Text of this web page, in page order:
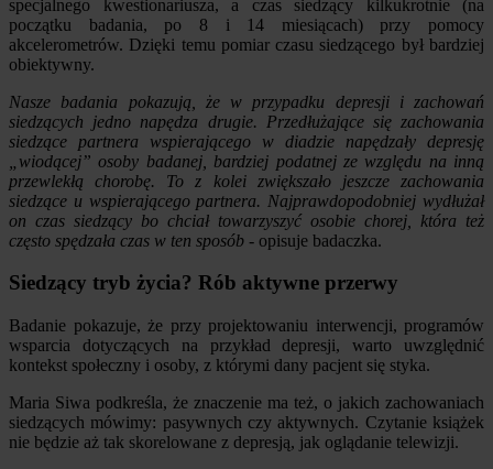
specjalnego kwestionariusza, a czas siedzący kilkukrotnie (na
początku badania, po 8 i 14 miesiącach) przy pomocy
akcelerometrów. Dzięki temu pomiar czasu siedzącego był bardziej
obiektywny.
Nasze badania pokazują, że w przypadku depresji i zachowań
siedzących jedno napędza drugie. Przedłużające się zachowania
siedzące partnera wspierającego w diadzie napędzały depresję
„wiodącej” osoby badanej, bardziej podatnej ze względu na inną
przewlekłą chorobę. To z kolei zwiększało jeszcze zachowania
siedzące u wspierającego partnera. Najprawdopodobniej wydłużał
on czas siedzący bo chciał towarzyszyć osobie chorej, która też
często spędzała czas w ten sposób - opisuje badaczka.
Siedzący tryb życia? Rób aktywne przerwy
Badanie pokazuje, że przy projektowaniu interwencji, programów
wsparcia dotyczących na przykład depresji, warto uwzględnić
kontekst społeczny i osoby, z którymi dany pacjent się styka.
Maria Siwa podkreśla, że znaczenie ma też, o jakich zachowaniach
siedzących mówimy: pasywnych czy aktywnych. Czytanie książek
nie będzie aż tak skorelowane z depresją, jak oglądanie telewizji.